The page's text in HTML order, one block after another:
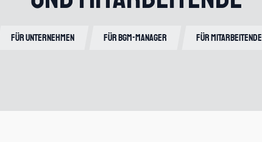
Für Unternehmen Für BGM-Manager Für Mitarbeitende